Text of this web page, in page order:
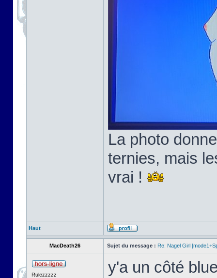
La photo
ternies, mais
vrai !
Haut
MacDeath26 Sujet du message : Re: Nagel Girl
Rulezzzzz y'a un côté